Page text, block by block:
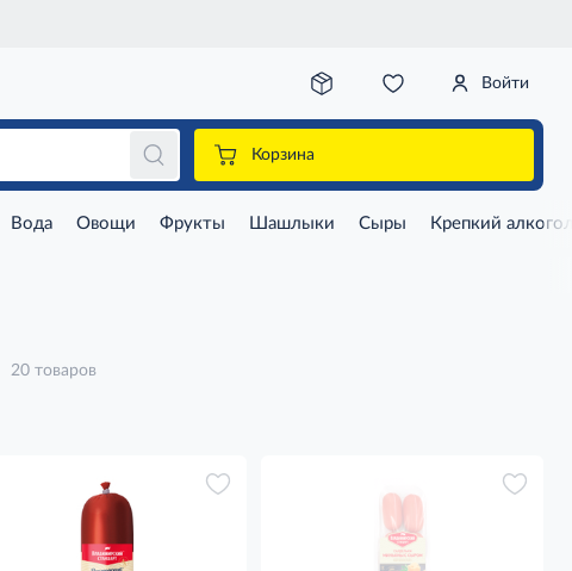
Войти
Корзина
Вода Овощи Фрукты Шашлыки Сыры Крепкий
20 товаров